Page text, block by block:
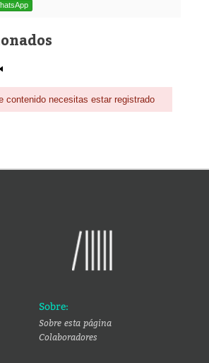
contenido necesitas estar registrado
Sobre:
Sobre esta página
Colaboradores